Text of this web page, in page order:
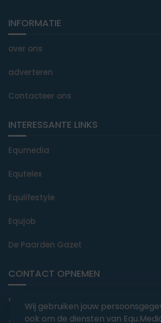
INFORMATIE
over ons
adverteren
Contacteer ons
INTERESSANTE LINKS
Equmedia
Equtelex
Equlifestyle
Equjob
De Paarden Gazet
CONTACT OPNEMEN
editorial@equmedia.be
Wij gebruiken jouw
ook om de diensten van